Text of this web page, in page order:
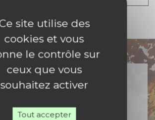
Rejoignez-nous
site utilise des
cookies et vous
le contrôle sur
ceux que vous
souhaitez activer
Tout accepter